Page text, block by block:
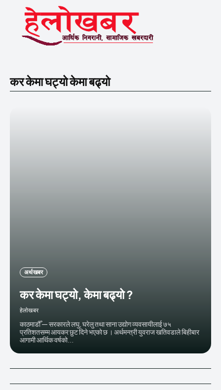
कर केमा घट्यो केमा बढ्यो
अर्थ खबर
कर केमा घट्यो, केमा बढ्यो ?
हेलाेखबर
काठमाडौँ — सरकारले लघु, घरेलु तथा साना उद्योग व्यवसायीलाई ७५
प्रतिशतसम्म आयकर छुट दिने भएको छ । अर्थमन्त्री युवराज खतिवडाले बिहीबार
आगामी आर्थिक वर्षको...